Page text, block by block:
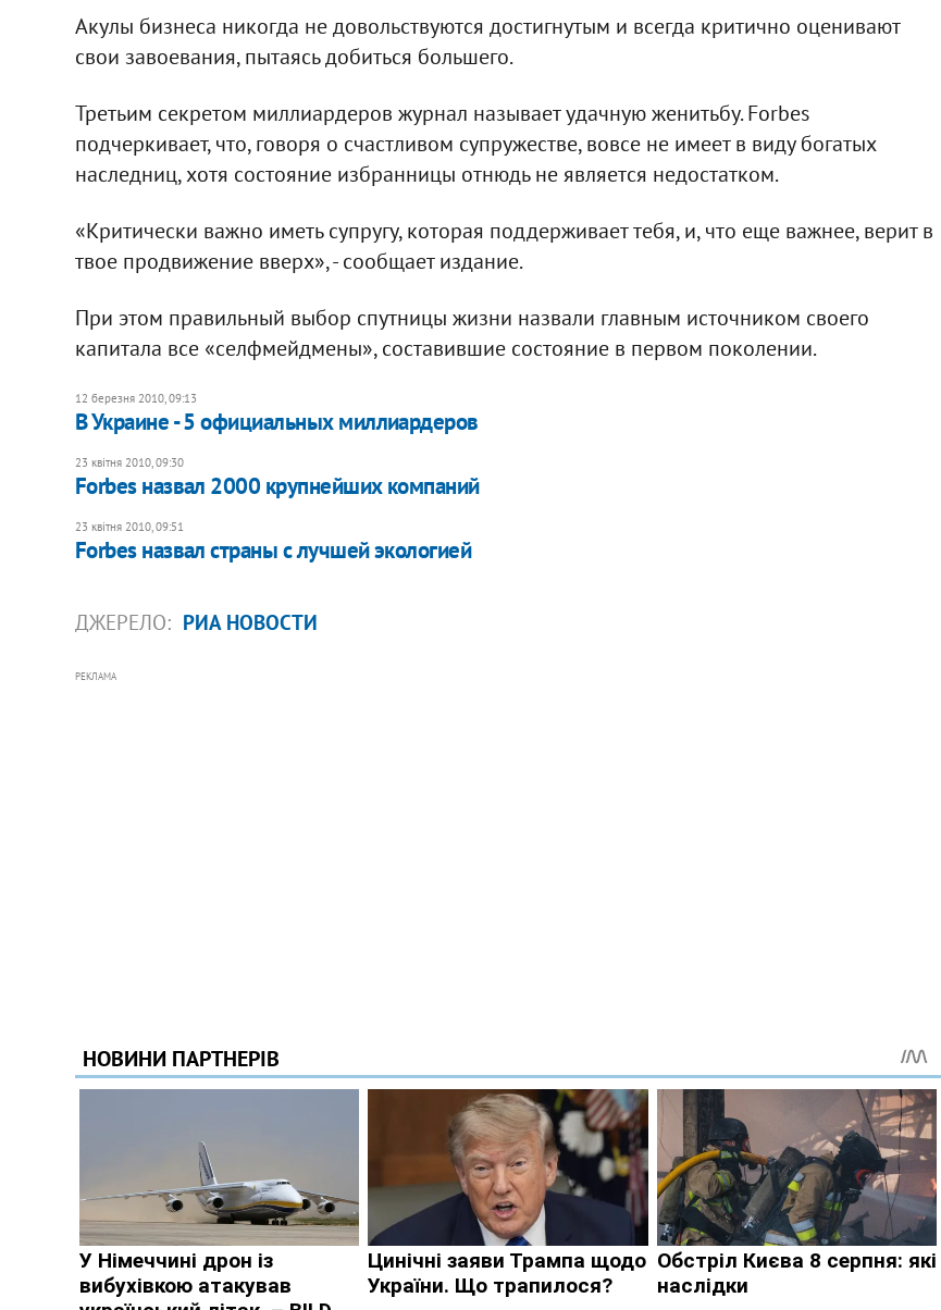
Акулы бизнеса никогда не довольствуются достигнутым и всегда критично оценивают
свои завоевания, пытаясь добиться большего.
Третьим секретом миллиардеров журнал называет удачную женитьбу. Forbes
подчеркивает, что, говоря о счастливом супружестве, вовсе не имеет в виду богатых
наследниц, хотя состояние избранницы отнюдь не является недостатком.
«Критически важно иметь супругу, которая поддерживает тебя, и, что еще важнее, верит в
твое продвижение вверх», - сообщает издание.
При этом правильный выбор спутницы жизни назвали главным источником своего
капитала все «селфмейдмены», составившие состояние в первом поколении.
12 березня 2010, 09:13
В Украине - 5 официальных миллиардеров
23 квітня 2010, 09:30
Forbes назвал 2000 крупнейших компаний
23 квітня 2010, 09:51
Forbes назвал страны с лучшей экологией
ДЖЕРЕЛО: РИА НОВОСТИ
РЕКЛАМА